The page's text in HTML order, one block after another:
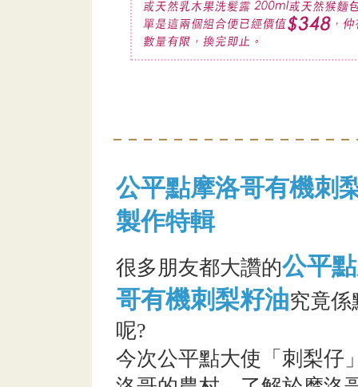
公平點摩洛哥有機刺
製作特輯
很多朋友都大讚的公平
哥有機刺梨籽油究竟係
呢?
今次公平點大使「刺梨仔